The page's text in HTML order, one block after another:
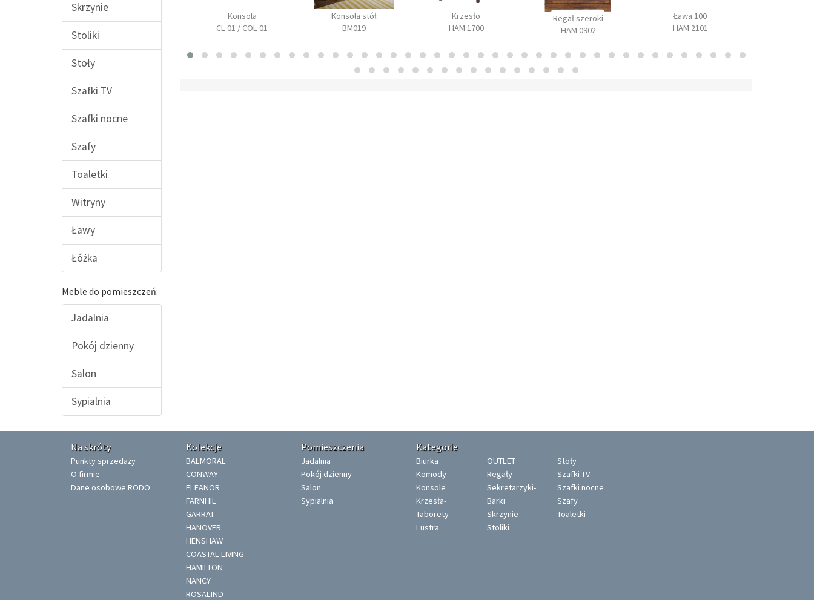
Skrzynie
Stoliki
Stoły
Szafki TV
Szafki nocne
Szafy
Toaletki
Witryny
Ławy
Łóżka
Meble do pomieszczeń:
Jadalnia
Pokój dzienny
Salon
Sypialnia
Stół prostokątny
rozkładany
Konsola
CL 01 / COL 01
Konsola stół
BM019
Krzesło
HAM 1700
Regał szeroki
HAM 0902
Ława 100
HAM 2101
Na skróty
Punkty sprzedaży
O firmie
Dane osobowe RODO
Kolekcje
BALMORAL
CONWAY
ELEANOR
FARNHIL
GARRAT
HANOVER
HENSHAW
COASTAL LIVING
HAMILTON
NANCY
ROSALIND
Pomieszczenia
Jadalnia
Pokój dzienny
Salon
Sypialnia
Kategorie
Biurka
Komody
Konsole
Krzesła-
Taborety
Lustra
OUTLET
Regały
Sekretarzyki-
Barki
Skrzynie
Stoliki
Stoły
Szafki TV
Szafki nocne
Szafy
Toaletki